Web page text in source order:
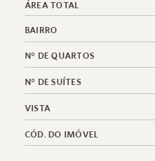
ÁREA TOTAL
BAIRRO
N° DE QUARTOS
N° DE SUÍTES
VISTA
CÓD. DO IMÓVEL